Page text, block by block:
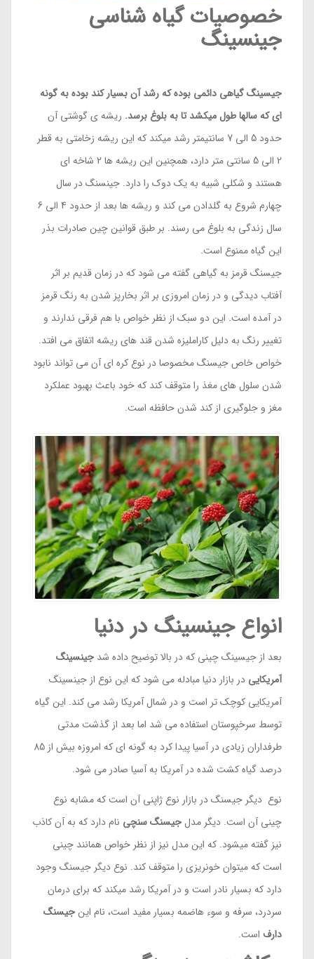
خصوصیات گیاه شناسی
جینسینگ
جیسینگ گیاهی دائمی بوده که رشد آن بسیار کند بوده به گونه
ای که سالها طول میکشد تا به بلوغ برسد. ریشه ی گوشتی آن
حدود 5 الی 7 سانتیمتر رشد میکند که این ریشه زخامتی به قطر
2 الی 5 سانتی متر دارد، همچنین این ریشه ها 2 شاخه ای
هستند و شکلی شبیه به یک دوک را دارد. جینسنگ در سال
چهارم شروع به گلدادن می کند و ریشه ها بعد از حدود 4 الی 6
سال زندگی به بلوغ می رسند. بر طبق قوانین چین صادرات بذر
این گیاه ممنوع است.
جیسنگ قرمز به گیاهی گفته می شود که در زمان قدیم بر اثر
آفتاب دیدگی و در زمان امروزی بر اثر بخارپز شدن به رنگ قرمز
در آمده است. این دو سبک از نظر خواص با هم فرقی ندارند و
تغییر رنگ به دلیل کاراملیزه شدن قند های ریشه اتفاق می افتد.
خواص خاص جیسنگ مخصوصا در نوع کره ای آن می تواند نابود
شدن سلول های مغذ را متوقف کند که خود باعث بهبود عملکرد
مغز و جلوگیری از کند شدن حافظه است.
انواع جینسینگ در دنیا
بعد از جیسینگ چینی که در بالا توضیح داده شد جینسینگ
آمریکایی در بازار دنیا مبادله می شود که این نوع از جینسینگ
آمریکایی کوچک تر است و در شمال آمریکا رشد می کند. این گیاه
توسط سرخپوستان استفاده می شد اما بعد از گذشت مدتی
طرفداران زیادی در آسیا پیدا کرد به گونه ای که امروزه بیش از 85
درصد گیاه کشت شده در آمریکا به آسیا صادر می شود.
نوع دیگر جیسنگ در بازار نوع ژاپنی آن است که مشابه نوع
چینی آن است. دیگر مدل جیسنگ سنچی نام دارد که به آن کاذب
نیز گفته میشود. که این مدل نیز از نظر خواص همانند چینی
است که میتوان خونریزی را متوقف کند. نوع دیگر جیسنگ وجود
دارد که بسیار نادر است و در آمریکا رشد میکند که برای درمان
سردرد، سرفه و سوء هاضمه بسیار مفید است، نام اینجیسنگ
دارف است.